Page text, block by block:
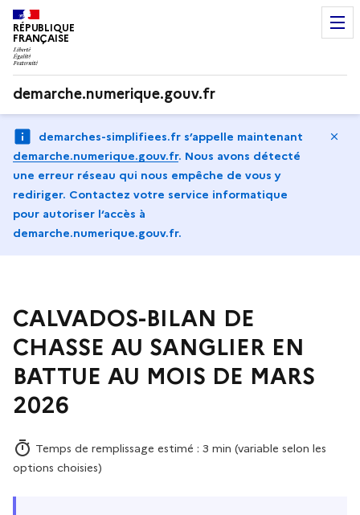
RÉPUBLIQUE
FRANÇAISE
demarche.numerique.gouv.fr
demarches-simplifiees.fr s’appelle maintenant
demarche.numerique.gouv.fr. Nous avons détecté
une erreur réseau qui nous empêche de vous y
rediriger. Contactez votre service informatique
pour autoriser l‘accès à
demarche.numerique.gouv.fr.
CALVADOS-BILAN DE
CHASSE AU SANGLIER EN
BATTUE AU MOIS DE MARS
2026
Temps de remplissage estimé : 3 min (variable selon les
options choisies)